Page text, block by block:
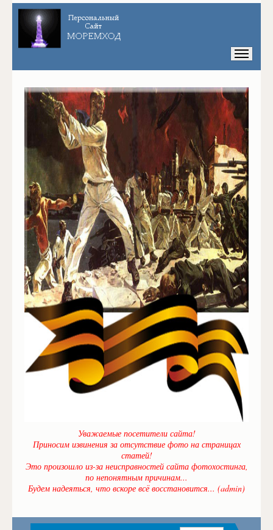
Уважаемые посетители сайта!
Приносим извинения за отсутствие фото на страницах
статей!
Это произошло из-за неисправностей сайта фотохостинга,
по непонятным причинам...
Будем надеяться, что вскоре всё восстановится... (admin)